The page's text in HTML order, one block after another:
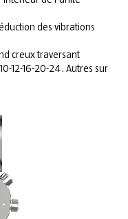
des vibrations
creux traversant
12-16-20-24. Autres sur